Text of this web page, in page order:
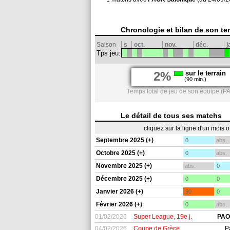
Chronologie et bilan de son
Saison s oct. nov. déc.
Tps jeu:
2% sur le terrain
(90 min.)
Temps total de jeu de son équipe
Le détail de tous ses matchs
cliquez sur la ligne d'un mois
Septembre 2025 (+)
0 abs.
Octobre 2025 (+) 0 abs.
Novembre 2025 (+) abs. 0
Décembre 2025 (+) 0 0
Janvier 2026 (+) 90 0
Février 2026 (+) 0 abs.
01/02/2026 Super League, 19e j.
04/02/2026
Coupe de Grèce